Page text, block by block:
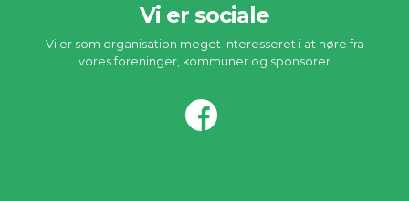
Vi er sociale
Vi er som organisation meget interesseret i at høre fra
vores foreninger, kommuner og sponsorer